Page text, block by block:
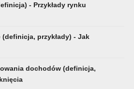
- Przykłady rynku
przykłady) - Jak
dochodów (definicja,